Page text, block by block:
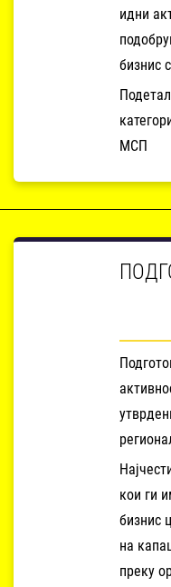
идни
бизнис
МСП
кои ги
бизнис
на
преку